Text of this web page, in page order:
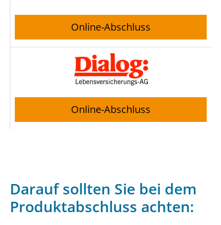
Online-Abschluss
Online-Abschluss
Darauf sollten Sie bei dem
Produktabschluss achten: